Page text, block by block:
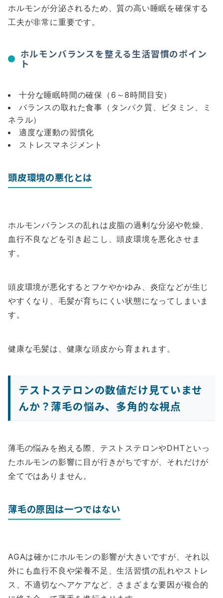
ホルモンが分泌されるため、質の高い睡眠を確保する
工夫が非常に重要です。
ホルモンバランスを整える生活習慣のポイン
ト
十分な睡眠時間の確保（6～8時間目安）
バランスの取れた食事（タンパク質、ビタミン、ミ
ネラル）
適度な運動の習慣化
ストレスマネジメント
頭皮環境の悪化とは
ホルモンバランスの乱れは皮脂の過剰な分泌や乾燥、
血行不良などを引き起こし、頭皮環境を悪化させま
す。
頭皮環境が悪化するとフケやかゆみ、炎症などが生じ
やすくなり、毛髪が育ちにくい状態になってしまいま
す。
健康な毛髪は、健康な頭皮から育まれます。
テストステロンの数値だけ見ていませ
んか？薄毛の悩み、多角的な視点
薄毛の悩みを抱える際、テストステロンやDHTといっ
たホルモンの影響に目が行きがちですが、それだけが
全てではありません。
薄毛の原因は一つではない
AGAは確かにホルモンの影響が大きいですが、それ以
外にも血行不良や栄養不足、生活習慣の乱れやストレ
ス、不適切なヘアケアなど、さまざまな要因が複合的